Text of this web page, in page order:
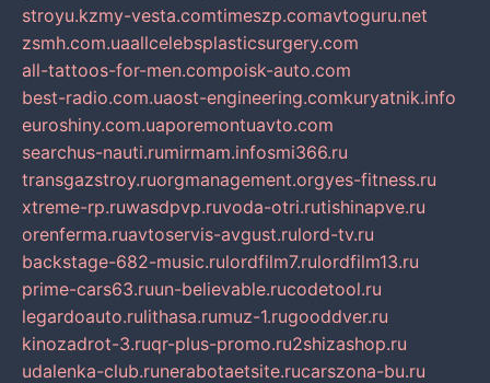
stroyu.kzmy-vesta.comtimeszp.comavtoguru.net
zsmh.com.uaallcelebsplasticsurgery.com
all-tattoos-for-men.compoisk-auto.com
best-radio.com.uaost-engineering.comkuryatnik.info
euroshiny.com.uaporemontuavto.com
searchus-nauti.rumirmam.infosmi366.ru
transgazstroy.ruorgmanagement.orgyes-fitness.ru
xtreme-rp.ruwasdpvp.ruvoda-otri.rutishinapve.ru
orenferma.ruavtoservis-avgust.rulord-tv.ru
backstage-682-music.rulordfilm7.rulordfilm13.ru
prime-cars63.ruun-believable.rucodetool.ru
legardoauto.rulithasa.rumuz-1.rugooddver.ru
kinozadrot-3.ruqr-plus-promo.ru2shizashop.ru
udalenka-club.runerabotaetsite.rucarszona-bu.ru